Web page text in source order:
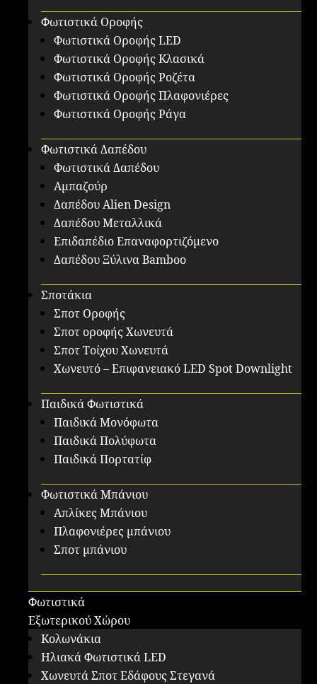
Φωτιστικά Οροφής
Φωτιστικά Οροφής LED
Φωτιστικά Οροφής Κλασικά
Φωτιστικά Οροφής Ροζέτα
Φωτιστικά Οροφής Πλαφονιέρες
Φωτιστικά Οροφής Ράγα
Φωτιστικά Δαπέδου
Φωτιστικά Δαπέδου
Αμπαζούρ
Δαπέδου Alien Design
Δαπέδου Μεταλλικά
Επιδαπέδιο Επαναφορτιζόμενο
Δαπέδου Ξύλινα Bamboo
Σποτάκια
Σποτ Οροφής
Σποτ οροφής Χωνευτά
Σποτ Τοίχου Χωνευτά
Χωνευτό – Επιφανειακό LED Spot Downlight
Παιδικά Φωτιστικά
Παιδικά Μονόφωτα
Παιδικά Πολύφωτα
Παιδικά Πορτατίφ
Φωτιστικά Μπάνιου
Απλίκες Μπάνιου
Πλαφονιέρες μπάνιου
Σποτ μπάνιου
Φωτιστικά
Εξωτερικού Χώρου
Κολωνάκια
Ηλιακά Φωτιστικά LED
Χωνευτά Σποτ Εδάφους Στεγανά